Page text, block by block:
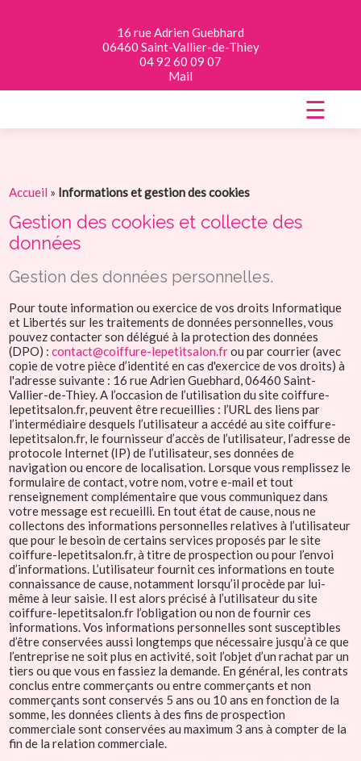
16 rue Adrien Guebhard
06460 Saint-Vallier-de-Thiey
04 92 60 09 07
Mail
☰
Accueil » Informations et gestion des cookies
Gestion des cookies et collecte des
données
Gestion des données personnelles.
Pour toute information ou exercice de vos droits Informatique
et Libertés sur les traitements de données personnelles, vous
pouvez contacter son délégué à la protection des données
(DPO) :contact@coiffure-lepetitsalon.frou par courrier (avec
copie de votre pièce d’identité en cas d'exercice de vos droits) à
l'adresse suivante : 16 rue Adrien Guebhard, 06460 Saint-
Vallier-de-Thiey. A l’occasion de l’utilisation du site coiffure-
lepetitsalon.fr, peuvent être recueillies : l’URL des liens par
l’intermédiaire desquels l’utilisateur a accédé au site coiffure-
lepetitsalon.fr, le fournisseur d’accès de l’utilisateur, l’adresse de
protocole Internet (IP) de l’utilisateur, ses données de
navigation ou encore de localisation. Lorsque vous remplissez le
formulaire de contact, votre nom, votre e-mail et tout
renseignement complémentaire que vous communiquez dans
votre message est recueilli. En tout état de cause, nous ne
collectons des informations personnelles relatives à l’utilisateur
que pour le besoin de certains services proposés par le site
coiffure-lepetitsalon.fr, à titre de prospection ou pour l’envoi
d’informations. L’utilisateur fournit ces informations en toute
connaissance de cause, notamment lorsqu’il procède par lui-
même à leur saisie. Il est alors précisé à l’utilisateur du site
coiffure-lepetitsalon.fr l’obligation ou non de fournir ces
informations. Vos informations personnelles sont susceptibles
d’être conservées aussi longtemps que nécessaire jusqu’à ce que
l’entreprise ne soit plus en activité, soit l’objet d’un rachat par un
tiers ou que vous en fassiez la demande. En général, les contrats
conclus entre commerçants ou entre commerçants et non
commerçants sont conservés 5 ans ou 10 ans en fonction de la
somme, les données clients à des fins de prospection
commerciale sont conservées au maximum 3 ans à compter de la
fin de la relation commerciale.